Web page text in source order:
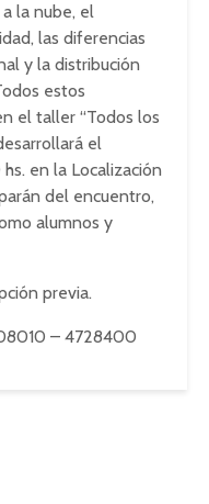
la nube, el
las diferencias
y la distribución
estos
el taller “Todos los
el
en la Localización
del encuentro,
alumnos y
previa.
– 4728400